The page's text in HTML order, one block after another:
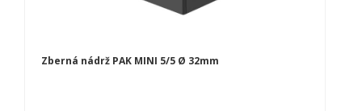
Zberná nádrž PAK MINI 5/5 Ø 32mm